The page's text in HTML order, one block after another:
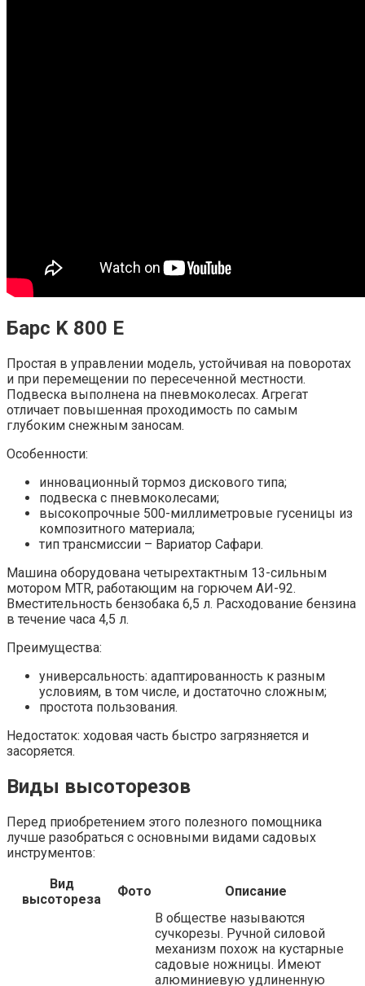
Барс K 800 E
Простая в управлении модель, устойчивая на поворотах
и при перемещении по пересеченной местности.
Подвеска выполнена на пневмоколесах. Агрегат
отличает повышенная проходимость по самым
глубоким снежным заносам.
Особенности:
инновационный тормоз дискового типа;
подвеска с пневмоколесами;
высокопрочные 500-миллиметровые гусеницы из
композитного материала;
тип трансмиссии – Вариатор Сафари.
Машина оборудована четырехтактным 13-сильным
мотором MTR, работающим на горючем АИ-92.
Вместительность бензобака 6,5 л. Расходование бензина
в течение часа 4,5 л.
Преимущества:
универсальность: адаптированность к разным
условиям, в том числе, и достаточно сложным;
простота пользования.
Недостаток: ходовая часть быстро загрязняется и
засоряется.
Виды высоторезов
Перед приобретением этого полезного помощника
лучше разобраться с основными видами садовых
инструментов:
Вид
высотореза
Фото
Описание
В обществе называются
сучкорезы. Ручной силовой
механизм похож на кустарные
садовые ножницы. Имеют
алюминиевую удлиненную